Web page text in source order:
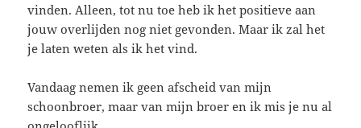
vinden. Alleen, tot nu toe heb ik het positieve aan
jouw overlijden nog niet gevonden. Maar ik zal het
je laten weten als ik het vind.
Vandaag nemen ik geen afscheid van mijn
schoonbroer, maar van mijn broer en ik mis je nu al